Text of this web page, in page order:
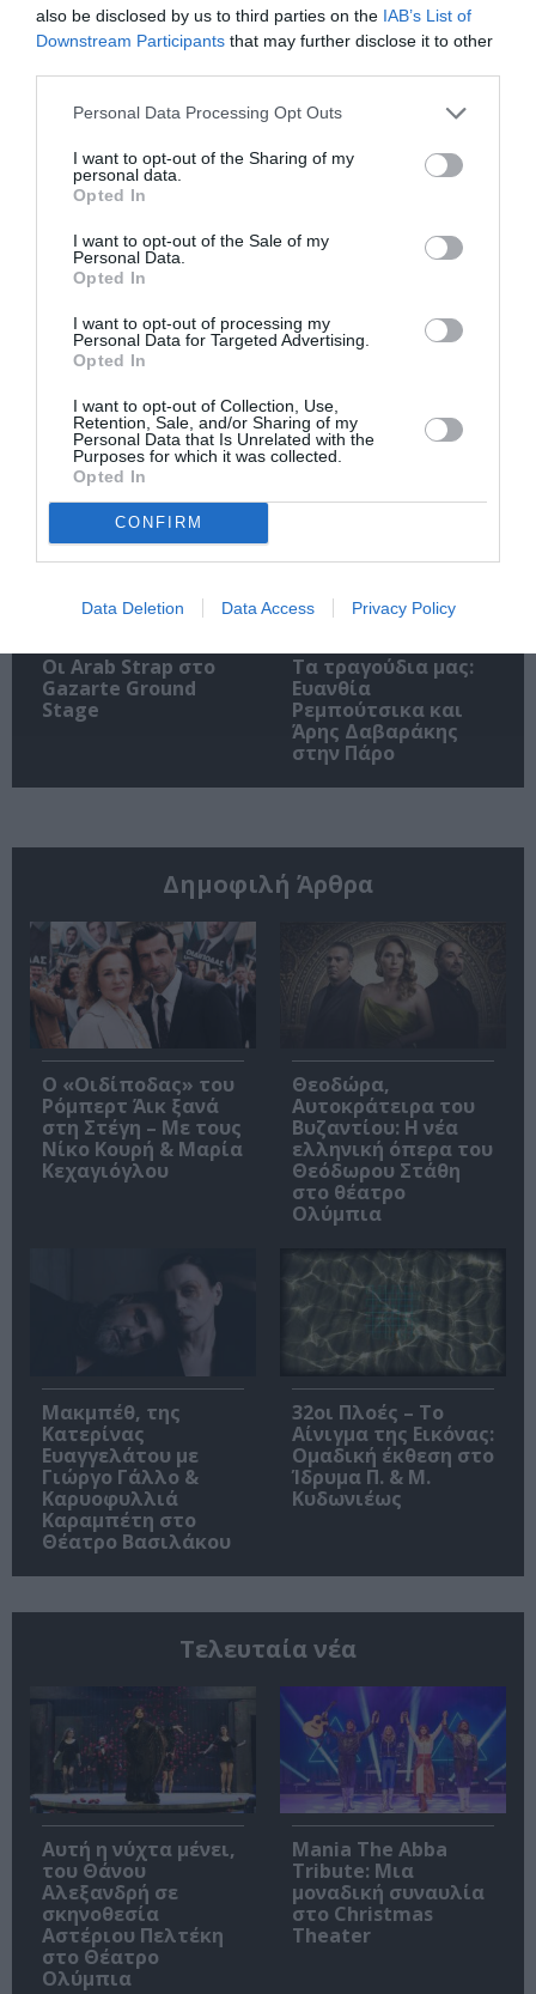
also be disclosed by us to third parties on the IAB’s List of
Downstream Participants that may further disclose it to other
Personal Data Processing Opt Outs
I want to opt-out of the Sharing of my
personal data.
Opted In
I want to opt-out of the Sale of my
Personal Data.
Opted In
I want to opt-out of processing my
Personal Data for Targeted Advertising.
Opted In
I want to opt-out of Collection, Use,
Retention, Sale, and/or Sharing of my
Personal Data that Is Unrelated with the
Purposes for which it was collected.
Opted In
CONFIRM
Data Deletion Data Access Privacy Policy
Ακολουθήστε το Culturenow.gr
Σχετικά Άρθρα
Tribute: Μια
μοναδική συναυλία
στο Christmas
Theater
Farewell: Οι Uriah
Heep στο Floyd
Οι Arab Strap στο
Gazarte Ground
Stage
Τα τραγούδια μας:
Ευανθία
Ρεμπούτσικα και
Άρης Δαβαράκης
στην Πάρο
Δημοφιλή Άρθρα
O «Οιδίποδας» του
Ρόμπερτ Άικ ξανά
στη Στέγη – Με τους
Νίκο Κουρή & Μαρία
Κεχαγιόγλου
Θεοδώρα,
Αυτοκράτειρα του
Βυζαντίου: Η νέα
ελληνική όπερα του
Θεόδωρου Στάθη
στο θέατρο
Ολύμπια
Μακμπέθ, της
Κατερίνας
Ευαγγελάτου με
Γιώργο Γάλλο &
Καρυοφυλλιά
Καραμπέτη στο
Θέατρο Βασιλάκου
32οι Πλοές – Το
Αίνιγμα της Εικόνας:
Ομαδική έκθεση στο
Ίδρυμα Π. & Μ.
Κυδωνιέως
Τελευταία νέα
Αυτή η νύχτα μένει,
του Θάνου
Αλεξανδρή σε
σκηνοθεσία
Αστέριου Πελτέκη
στο Θέατρο
Ολύμπια
Mania The Abba
Tribute: Μια
μοναδική συναυλία
στο Christmas
Theater